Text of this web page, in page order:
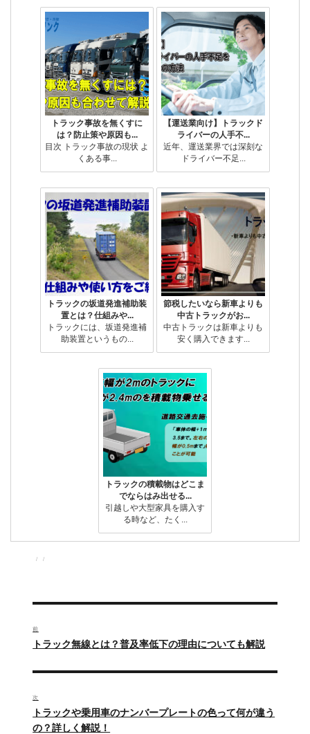
トラック事故を無くすに
は？防止策や原因も...
目次 トラック事故の現状 よ
くある事...
【運送業向け】トラックド
ライバーの人手不...
近年、運送業界では深刻な
ドライバー不足...
トラックの坂道発進補助装
置とは？仕組みや...
トラックには、坂道発進補
助装置というもの...
節税したいなら新車よりも
中古トラックがお...
中古トラックは新車よりも
安く購入できます...
トラックの積載物はどこま
でならはみ出せる...
引越しや大型家具を購入す
る時など、たく...
投
投
投
稿
ビ
ゲ
前
過
の
稿:
トラック無線とは？普及率低下の理由についても解説
次
次
の
トラックや乗用車のナンバープレートの色って何が違う
の？詳しく解説！